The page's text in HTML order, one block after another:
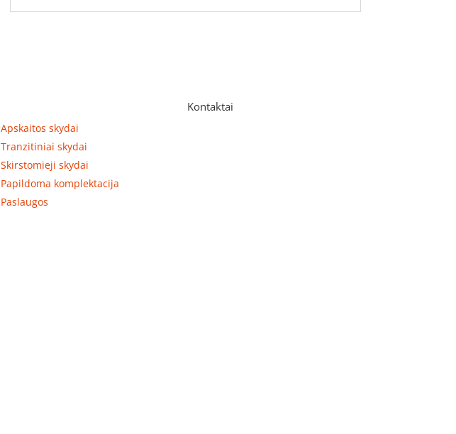
Apskaitos skydai
Tranzitiniai skydai
Skirstomieji skydai
Papildoma komplektacija
Paslaugos
Kontaktai